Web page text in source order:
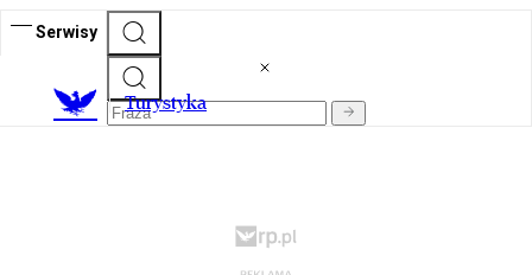
Serwisy
Turystyka